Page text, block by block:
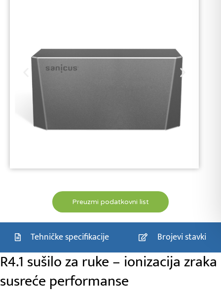
Preuzmi podatkovni list
Tehničke specifikacije Brojevi stavki
R4.1 sušilo za ruke – ionizacija zraka
susreće performanse